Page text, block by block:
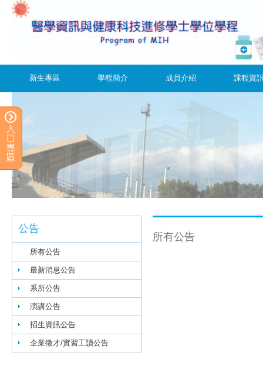
新生專區 學程簡介 成員介紹 課程資
公告
所有公告
最新消息公告
系所公告
演講公告
招生資訊公告
企業徵才/實習工讀公告
所有公告